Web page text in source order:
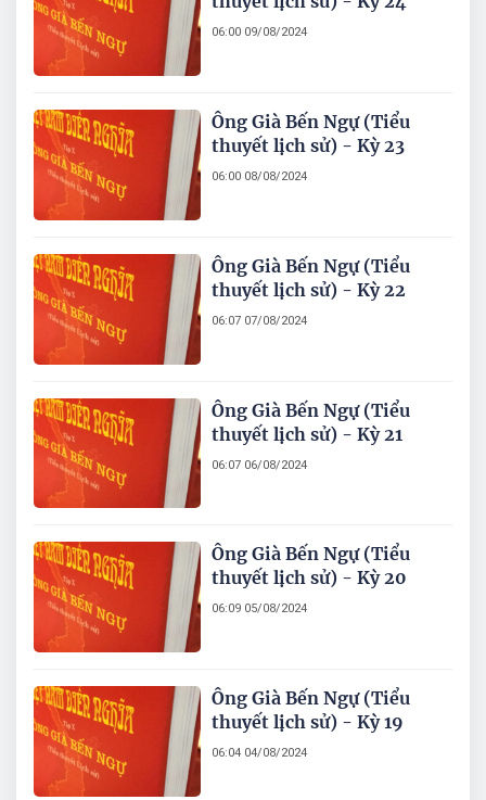
06:00 09/08/2024
Ông Già Bến Ngự (Tiểu
thuyết lịch sử) - Kỳ 23
06:00 08/08/2024
Ông Già Bến Ngự (Tiểu
thuyết lịch sử) - Kỳ 22
06:07 07/08/2024
Ông Già Bến Ngự (Tiểu
thuyết lịch sử) - Kỳ 21
06:07 06/08/2024
Ông Già Bến Ngự (Tiểu
thuyết lịch sử) - Kỳ 20
06:09 05/08/2024
Ông Già Bến Ngự (Tiểu
thuyết lịch sử) - Kỳ 19
06:04 04/08/2024